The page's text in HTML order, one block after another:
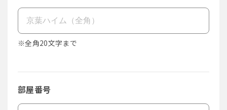
※全角20文字まで
部屋番号